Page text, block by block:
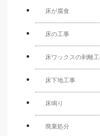
床が腐食
床の工事
床ワックスの剥離
床下地工事
床鳴り
廃棄処分